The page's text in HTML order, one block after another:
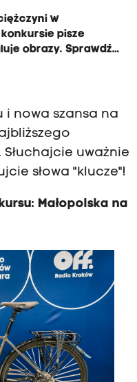
w
pisze
obrazy. Sprawdź,
i nowa szansa na
Słuchajcie uważnie
słowa "klucze"!
Małopolska na